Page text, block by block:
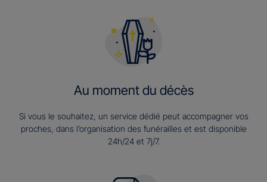
Au moment du décès
Si vous le souhaitez, un service dédié peut accompagner vos
proches, dans l’organisation des funérailles et est disponible
24h/24 et 7j/7.